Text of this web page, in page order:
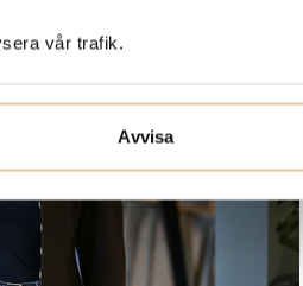
vår trafik.
Avvisa
Vi vågar lova dig